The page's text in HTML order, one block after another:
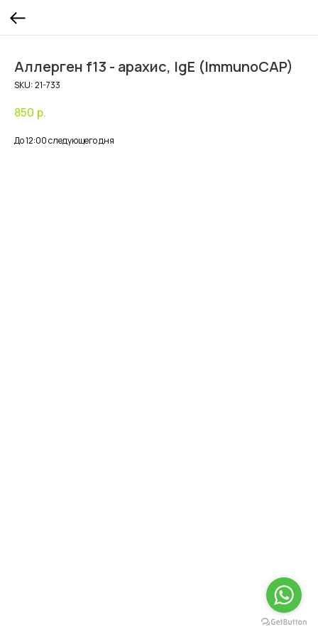
Аллерген f13 - арахис, IgE (ImmunoCAP)
SKU:21-733
850 р.
До 12:00 следующего дня